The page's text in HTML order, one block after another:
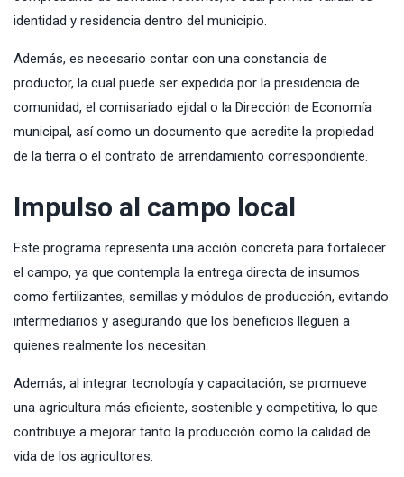
identidad y residencia dentro del municipio.
Además, es necesario contar con una constancia de
productor, la cual puede ser expedida por la presidencia de
comunidad, el comisariado ejidal o la Dirección de Economía
municipal, así como un documento que acredite la propiedad
de la tierra o el contrato de arrendamiento correspondiente.
Impulso al campo local
Este programa representa una acción concreta para fortalecer
el campo, ya que contempla la entrega directa de insumos
como fertilizantes, semillas y módulos de producción, evitando
intermediarios y asegurando que los beneficios lleguen a
quienes realmente los necesitan.
Además, al integrar tecnología y capacitación, se promueve
una agricultura más eficiente, sostenible y competitiva, lo que
contribuye a mejorar tanto la producción como la calidad de
vida de los agricultores.